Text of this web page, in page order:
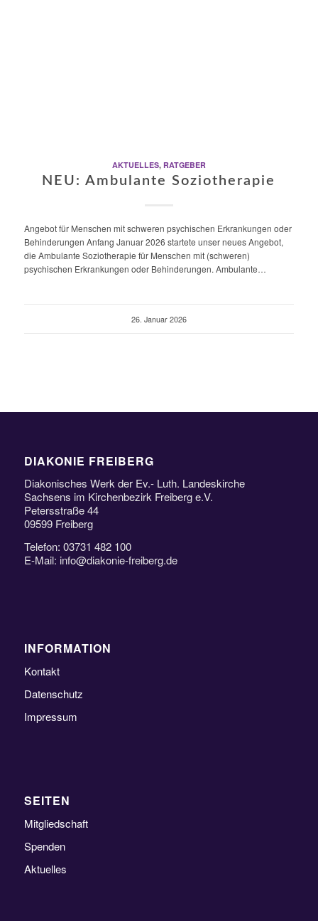
AKTUELLES, RATGEBER
NEU: Ambulante Soziotherapie
Angebot für Menschen mit schweren psychischen Erkrankungen oder
Behinderungen Anfang Januar 2026 startete unser neues Angebot,
die Ambulante Soziotherapie für Menschen mit (schweren)
psychischen Erkrankungen oder Behinderungen. Ambulante…
26. Januar 2026
DIAKONIE FREIBERG
Diakonisches Werk der Ev.- Luth. Landeskirche
Sachsens im Kirchenbezirk Freiberg e.V.
Petersstraße 44
09599 Freiberg
Telefon: 03731 482 100
E-Mail: info@diakonie-freiberg.de
INFORMATION
Kontakt
Datenschutz
Impressum
SEITEN
Mitgliedschaft
Spenden
Aktuelles